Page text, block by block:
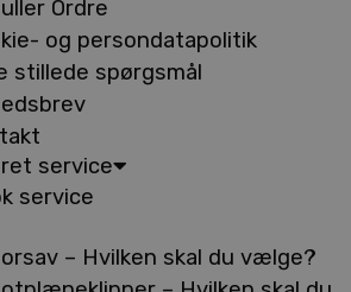
Ordre
og persondatapolitik
stillede spørgsmål
service
service
– Hvilken skal du vælge?